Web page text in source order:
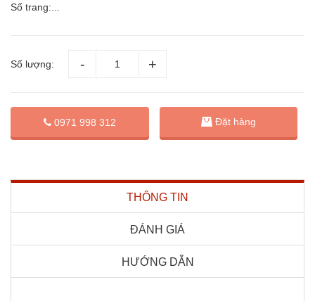
Số trang:...
Số lượng:
0971 998 312 Đặt hàng
THÔNG TIN
ĐÁNH GIÁ
HƯỚNG DẪN